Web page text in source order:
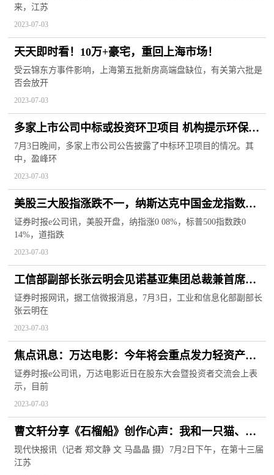
来，江苏
2023-07-03
天天即时看！10万+豪宅，重回上海市场！
受云锦东方事件影响，上海第五批新房高端盘缺位，有关第六批是
否会放开
2023-07-03
多家上市公司中标或投资环卫项目 机构提示环保行
业三点主线
7月3日晚间，多家上市公司公告披露了中标环卫项目的情况。其
中，盈峰环
2023-07-03
美股三大股指涨跌不一，纳斯达克中国金龙指数涨
超2% 当前动态
证券时报e公司讯，美股开盘，纳指涨0 08%，标普500指数跌0
14%，道指跌
2023-07-03
工信部副部长张云明会见诺基亚集团总裁兼首席执
行官龙培凯
证券时报网讯，据工信微报消息，7月3日，工业和信息化部副部长
张云明在
2023-07-03
焦点讯息：万达电影：今年将会重点发力轻资产项
目
证券时报e公司讯，万达电影近日在股东大会暨投资者交流会上表
示，目前
2023-07-03
曹文轩分享《石榴船》创作心声：我和一只猫、一
口钟、一棵树共同讲故事
现代快报讯（记者 郑文静 文 马晶晶 摄）7月2日下午，在第十三届
江苏